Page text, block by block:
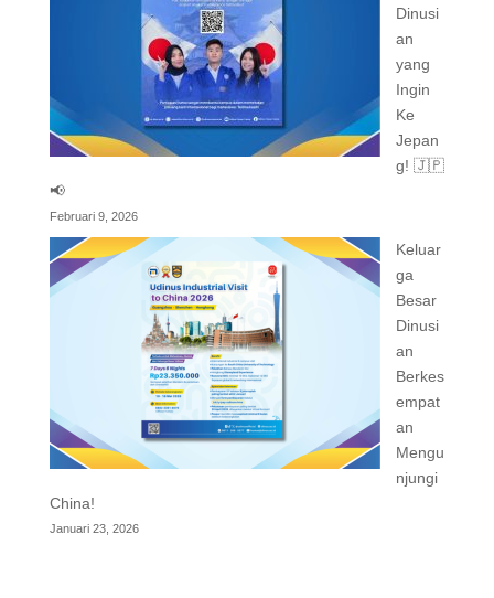
Dinusi
an
yang
Ingin
Ke
Jepan
g! 🇯🇵
📢
Februari 9, 2026
Keluar
ga
Besar
Dinusi
an
Berkes
empat
an
Mengu
njungi
China!
Januari 23, 2026